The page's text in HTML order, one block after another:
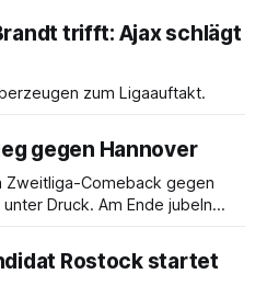
trifft: Ajax schlägt
zum Ligaauftakt.
gegen Hannover
Comeback gegen
Druck. Am Ende jubeln
Rostock startet